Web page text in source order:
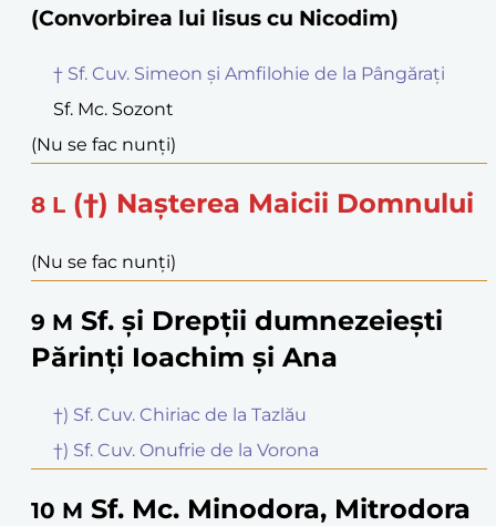
(Convorbirea lui Iisus cu Nicodim)
† Sf. Cuv. Simeon și Amfilohie de la Pângărați
Sf. Mc. Sozont
(Nu se fac nunți)
8 L (†) Nașterea Maicii Domnului
(Nu se fac nunți)
9 M Sf. și Drepții dumnezeiești
Părinți Ioachim și Ana
†) Sf. Cuv. Chiriac de la Tazlău
†) Sf. Cuv. Onufrie de la Vorona
10 M Sf. Mc. Minodora, Mitrodora